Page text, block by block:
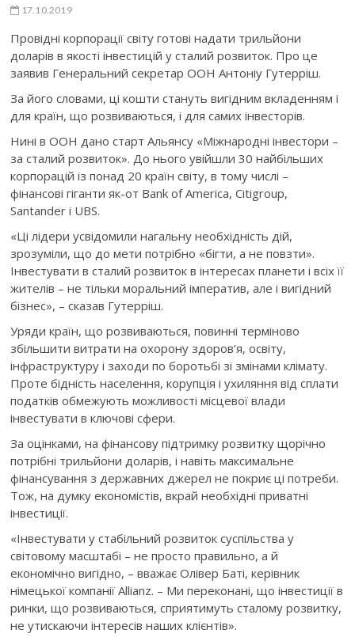
17.10.2019
Провідні корпорації світу готові надати трильйони
доларів в якості інвестицій у сталий розвиток. Про це
заявив Генеральний секретар ООН Антоніу Гутерріш.
За його словами, ці кошти стануть вигідним вкладенням і
для країн, що розвиваються, і для самих інвесторів.
Нині в ООН дано старт Альянсу «Міжнародні інвестори –
за сталий розвиток». До нього увійшли 30 найбільших
корпорацій із понад 20 країн світу, в тому числі –
фінансові гіганти як-от Bank of America, Citigroup,
Santander і UBS.
«Ці лідери усвідомили нагальну необхідність дій,
зрозуміли, що до мети потрібно «бігти, а не повзти».
Інвестувати в сталий розвиток в інтересах планети і всіх її
жителів – не тільки моральний імператив, але і вигідний
бізнес», – сказав Гутерріш.
Уряди країн, що розвиваються, повинні терміново
збільшити витрати на охорону здоров’я, освіту,
інфраструктуру і заходи по боротьбі зі змінами клімату.
Проте бідність населення, корупція і ухиляння від сплати
податків обмежують можливості місцевої влади
інвестувати в ключові сфери.
За оцінками, на фінансову підтримку розвитку щорічно
потрібні трильйони доларів, і навіть максимальне
фінансування з державних джерел не покриє ці потреби.
Тож, на думку економістів, вкрай необхідні приватні
інвестиції.
«Інвестувати у стабільний розвиток суспільства у
світовому масштабі – не просто правильно, а й
економічно вигідно, – вважає Олівер Баті, керівник
німецької компанії Allianz. – Ми переконані, що інвестиції в
ринки, що розвиваються, сприятимуть сталому розвитку,
не утискаючи інтересів наших клієнтів».